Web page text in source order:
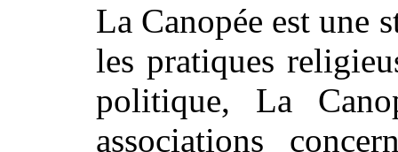
La Canopée est une
les pratiques
politique, La
associations